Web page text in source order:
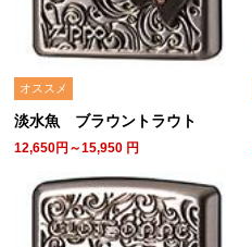
オススメ
淡水魚 ブラウントラウト
12,650円～15,950 円